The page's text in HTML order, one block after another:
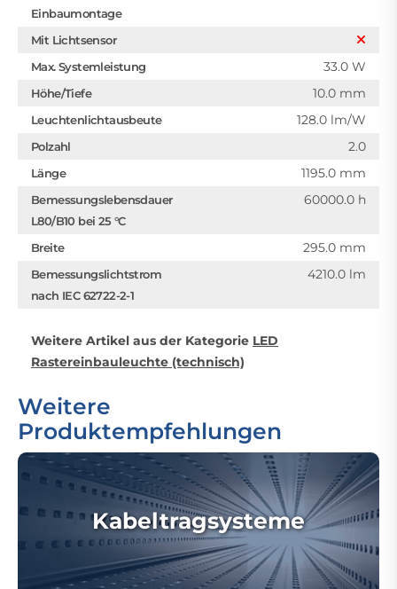
Einbaumontage
Mit Lichtsensor
Max. Systemleistung
33.0 W
Höhe/Tiefe 10.0 mm
Leuchtenlichtausbeute 128.0 lm/W
Polzahl 2.0
Länge 1195.0 mm
Bemessungslebensdauer
L80/B10 bei 25 °C
60000.0 h
Breite 295.0 mm
Bemessungslichtstrom
nach IEC 62722-2-1
4210.0 lm
Weitere Artikel aus der Kategorie LED
Rastereinbauleuchte (technisch)
Weitere
Produktempfehlungen
Kabeltragsysteme